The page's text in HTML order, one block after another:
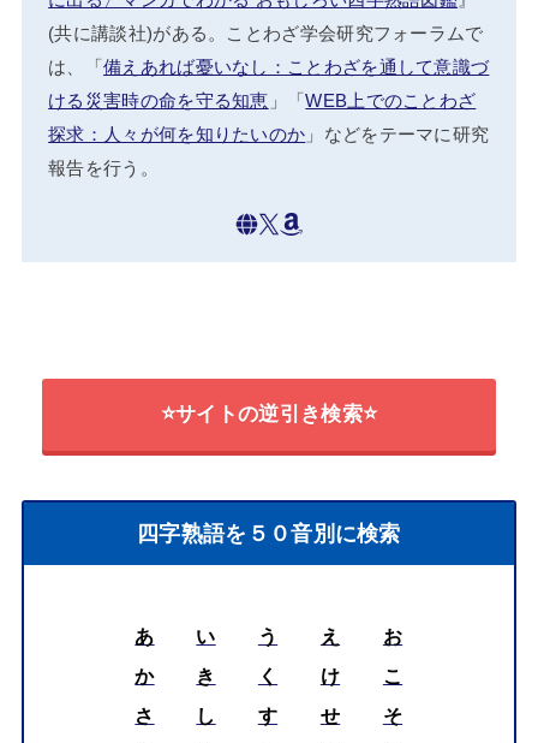
(共に講談社)がある。ことわざ学会研究フォーラムで
は、「備えあれば憂いなし：ことわざを通して意識づ
ける災害時の命を守る知恵 」「WEB上でのことわざ
探求：人々が何を知りたいのか 」などをテーマに研究
報告を行う。
⭐サイトの逆引き検索⭐
四字熟語を５０音別に検索
あ い う え
お
か
き く け
こ
さ
し す せ
そ